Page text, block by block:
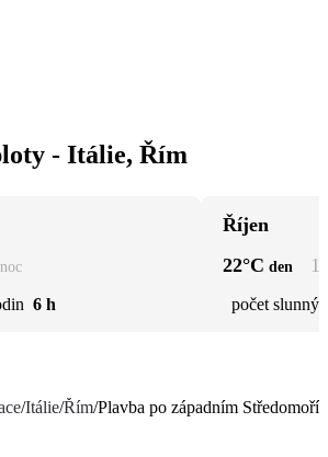
- Itálie, Řím
noc
6 h
Říjen
22°C den
počet
/Itálie/Řím/Plavba po západním Středomoří